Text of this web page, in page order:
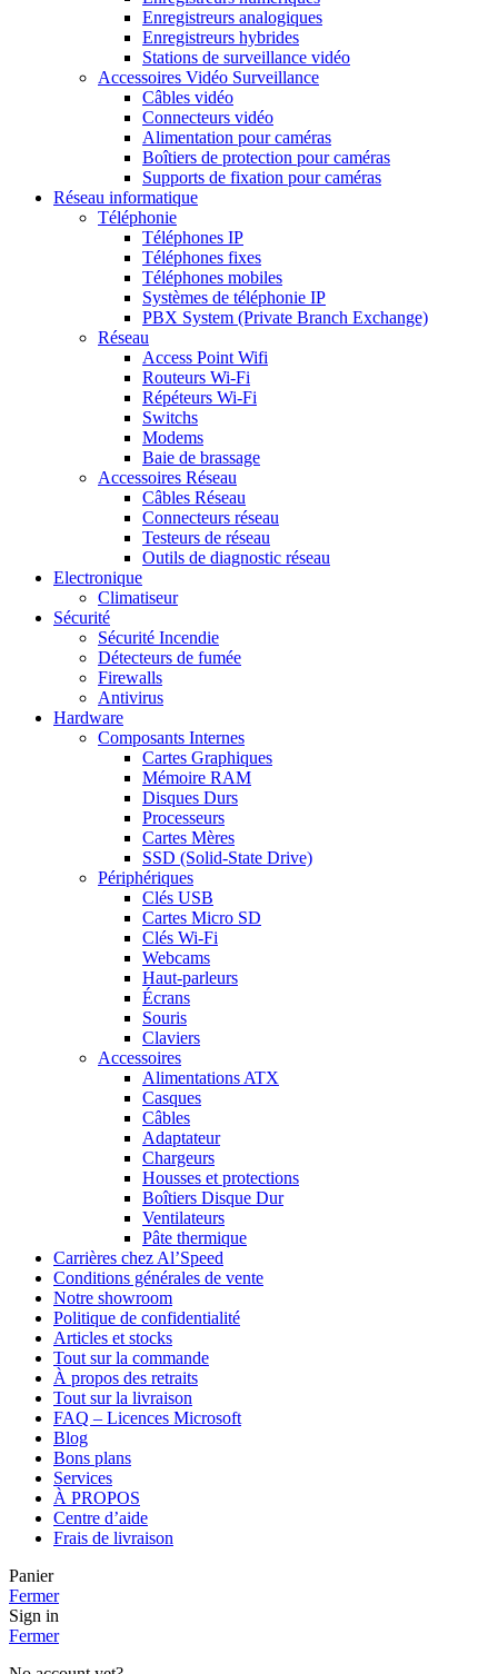
Enregistreurs analogiques
Enregistreurs hybrides
Stations de surveillance vidéo
Accessoires Vidéo Surveillance
Câbles vidéo
Connecteurs vidéo
Alimentation pour caméras
Boîtiers de protection pour caméras
Supports de fixation pour caméras
Réseau informatique
Téléphonie
Téléphones IP
Téléphones fixes
Téléphones mobiles
Systèmes de téléphonie IP
PBX System (Private Branch Exchange)
Réseau
Access Point Wifi
Routeurs Wi-Fi
Répéteurs Wi-Fi
Switchs
Modems
Baie de brassage
Accessoires Réseau
Câbles Réseau
Connecteurs réseau
Testeurs de réseau
Outils de diagnostic réseau
Electronique
Climatiseur
Sécurité
Sécurité Incendie
Détecteurs de fumée
Firewalls
Antivirus
Hardware
Composants Internes
Cartes Graphiques
Mémoire RAM
Disques Durs
Processeurs
Cartes Mères
SSD (Solid-State Drive)
Périphériques
Clés USB
Cartes Micro SD
Clés Wi-Fi
Webcams
Haut-parleurs
Écrans
Souris
Claviers
Accessoires
Alimentations ATX
Casques
Câbles
Adaptateur
Chargeurs
Housses et protections
Boîtiers Disque Dur
Ventilateurs
Pâte thermique
Carrières chez Al’Speed
Conditions générales de vente
Notre showroom
Politique de confidentialité
Articles et stocks
Tout sur la commande
À propos des retraits
Tout sur la livraison
FAQ – Licences Microsoft
Blog
Bons plans
Services
À PROPOS
Centre d’aide
Frais de livraison
Panier
Fermer
Sign in
Fermer